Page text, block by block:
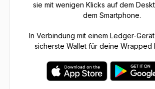
sie mit wenigen Klicks auf dem
dem Smartphone.
In Verbindung mit einem Ledger-
sicherste Wallet für deine Wrapped